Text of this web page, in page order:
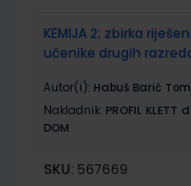
KEMIJA 2; zbirka
učenike drugih
Autor(i): Habuš Barić
Nakladnik: PROFIL KLETT
DOM
SKU: 567669